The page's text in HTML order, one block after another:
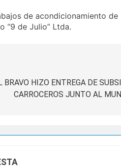
de acondicionamiento
“9 de Julio” Ltda.
BRAVO HIZO ENTREGA DE
CARROCEROS JUNTO AL